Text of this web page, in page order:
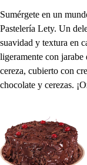
Sumérgete en un
Pastelería Lety. Un
suavidad y textura en
ligeramente con
cereza, cubierto con
chocolate y cerezas.